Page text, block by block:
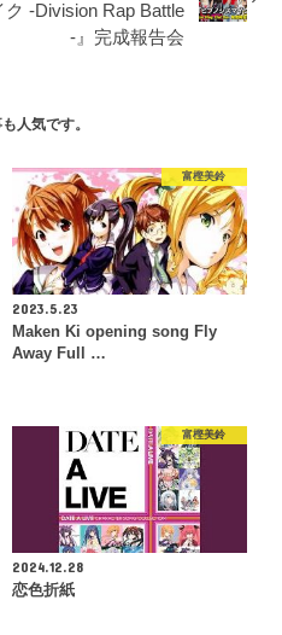
-Division Rap Battle
-』完成報告会
人気です。
富樫美鈴
2023.5.23
Maken Ki opening song Fly
Away Full …
富樫美鈴
2024.12.28
恋色折紙